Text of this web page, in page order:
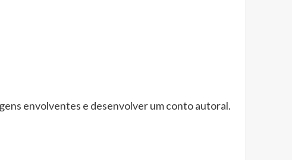
envolventes e desenvolver um conto autoral.